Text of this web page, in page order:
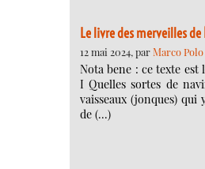
Le livre des merveilles
12 mai 2024, parMarco Polo
Nota bene : ce texte
I Quelles sortes de
vaisseaux (jonques)
de (…)